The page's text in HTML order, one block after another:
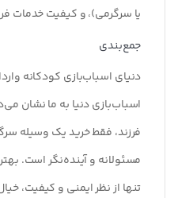
یا سرگرمی)، و کیفیت خدمات
جمع‌بندی
دنیای اسباب‌بازی کودکانه
اسباب‌بازی دنیا به ما نشان
فرزند، فقط خرید یک وسیله
مسئولانه و آینده‌نگر است.
تنها از نظر ایمنی و کیفیت،